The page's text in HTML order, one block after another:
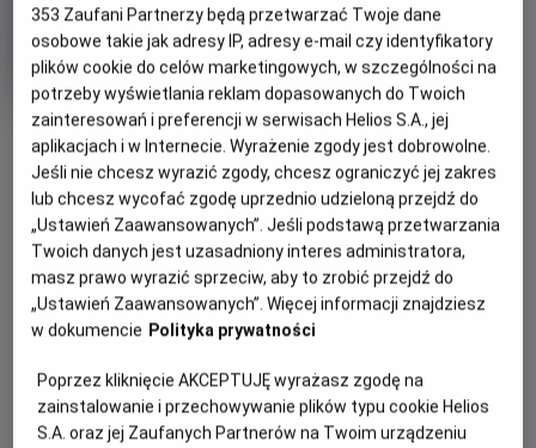
OBSERWUJ
Oryginalny
tytuł
Ice Cream Man Gatunek
Horror
Minimalny
wiek
Od 15 lat
Czas
trwania
87 min
Kraj
rok
produkcji
USA (2026)
PREMIERA
7 sierpnia 2026
REŻYSERIA
Eli Roth
WIĘCEJ SZCZEGÓŁÓW
GODZINY SEANSÓW
DZISIAJ, 9 SIERPNIA 2026
SIERPNIA
2026
13:45
2D, napisy
18:15
2D, napisy
353 Zaufani Partnerzy będą przetwarzać Twoje dane
osobowe takie jak adresy IP, adresy e-mail czy identyfikatory
plików cookie do celów marketingowych, w szczególności na
potrzeby wyświetlania reklam dopasowanych do Twoich
zainteresowań i preferencji w serwisach Helios S.A., jej
aplikacjach i w Internecie. Wyrażenie zgody jest dobrowolne.
Jeśli nie chcesz wyrazić zgody, chcesz ograniczyć jej zakres
lub chcesz wycofać zgodę uprzednio udzieloną przejdź do
„Ustawień Zaawansowanych”. Jeśli podstawą przetwarzania
Twoich danych jest uzasadniony interes administratora,
masz prawo wyrazić sprzeciw, aby to zrobić przejdź do
„Ustawień Zaawansowanych”. Więcej informacji znajdziesz
w dokumencie Polityka prywatności
Poprzez kliknięcie AKCEPTUJĘ wyrażasz zgodę na
zainstalowanie i przechowywanie plików typu cookie Helios
S.A. oraz jej Zaufanych Partnerów na Twoim urządzeniu